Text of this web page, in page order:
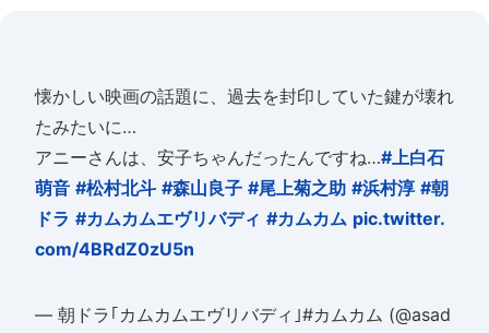
懐かしい映画の話題に、過去を封印していた鍵が壊れ
たみたいに…
アニーさんは、安子ちゃんだったんですね…#上白石
萌音 #松村北斗 #森山良子 #尾上菊之助 #浜村淳 #朝
ドラ #カムカムエヴリバディ #カムカム pic.twitter.
com/4BRdZ0zU5n
— 朝ドラ｢カムカムエヴリバディ｣#カムカム (@asad